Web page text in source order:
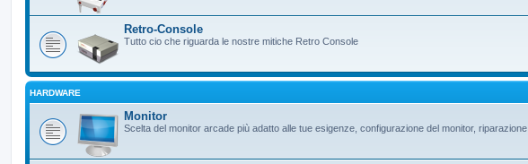
Retro-Console
Tutto cio che riguarda le nostre mitiche Retro Console
HARDWARE
Monitor
Scelta del monitor arcade più adatto alle tue esigenze, configurazione del monitor,